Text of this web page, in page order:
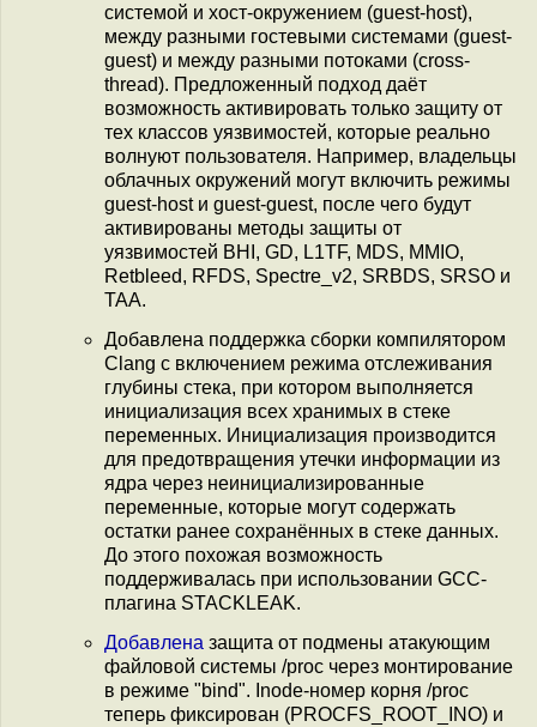
системой и хост-окружением (guest-host),
между разными гостевыми системами (guest-
guest) и между разными потоками (cross-
thread). Предложенный подход даёт
возможность активировать только защиту от
тех классов уязвимостей, которые реально
волнуют пользователя. Например, владельцы
облачных окружений могут включить режимы
guest-host и guest-guest, после чего будут
активированы методы защиты от
уязвимостей BHI, GD, L1TF, MDS, MMIO,
Retbleed, RFDS, Spectre_v2, SRBDS, SRSO и
TAA.
Добавлена поддержка сборки компилятором
Clang с включением режима отслеживания
глубины стека, при котором выполняется
инициализация всех хранимых в стеке
переменных. Инициализация производится
для предотвращения утечки информации из
ядра через неинициализированные
переменные, которые могут содержать
остатки ранее сохранённых в стеке данных.
До этого похожая возможность
поддерживалась при использовании GCC-
плагина STACKLEAK.
Добавлена защита от подмены атакующим
файловой системы /proc через монтирование
в режиме "bind". Inode-номер корня /proc
теперь фиксирован (PROCFS_ROOT_INO) и